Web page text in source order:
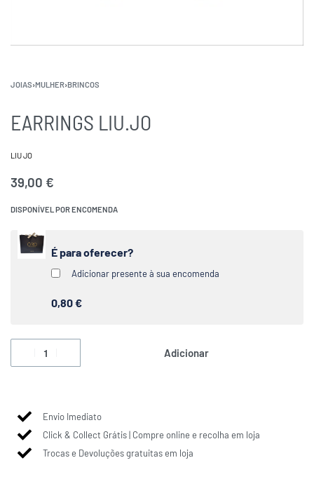
JOIAS›MULHER›BRINCOS
EARRINGS LIU.JO
LIU JO
39,00 €
DISPONÍVEL POR ENCOMENDA
É para oferecer?
Adicionar presente à sua encomenda
0,80 €
Adicionar
Envio Imediato
Click & Collect Grátis | Compre online e recolha em loja
Trocas e Devoluções gratuitas em loja